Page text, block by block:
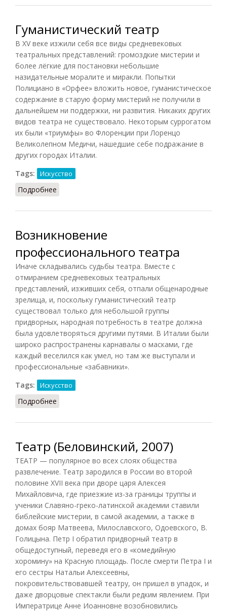
Гуманистический театр
В XV веке изжили себя все виды средневековых
театральных представлений: громоздкие мистерии и
более лёгкие для постановки небольшие
назидательные моралите и миракли. Попытки
Полициано в «Орфее» вложить новое, гуманистическое
содержание в старую форму мистерий не получили в
дальнейшем ни поддержки, ни развития. Никаких других
видов театра не существовало. Некоторым суррогатом
их были «триумфы» во Флоренции при Лоренцо
Великолепном Медичи, нашедшие себе подражание в
других городах Италии.
Tags:
Искусство
Подробнее
Возникновение
профессионального театра
Иначе складывались судьбы театра. Вместе с
отмиранием средневековых театральных
представлений, изживших себя, отпали общенародные
зрелища, и, поскольку гуманистический театр
существовал только для небольшой группы
придворных, народная потребность в театре должна
была удовлетворяться другими путями. В Италии были
широко распространены карнавалы о масками, где
каждый веселился как умел, но там же выступали и
профессиональные «забавники».
Tags:
Искусство
Подробнее
Театр (Беловинский, 2007)
ТЕАТР — популярное во всех слоях общества
развлечение. Театр зародился в России во второй
половине XVII века при дворе царя Алексея
Михайловича, где приезжие из-за границы труппы и
ученики Славяно-греко-латинской академии ставили
библейские мистерии, в самой академии, а также в
домах бояр Матвеева, Милославского, Одоевского, В.
Голицына. Петр I обратил придворный театр в
общедоступный, переведя его в «комедийную
хоромину» на Красную площадь. После смерти Петра I и
его сестры Натальи Алексеевны,
покровительствовавшей театру, он пришел в упадок, и
даже дворцовые спектакли были редким явлением. При
Императрице Анне Иоанновне возобновились